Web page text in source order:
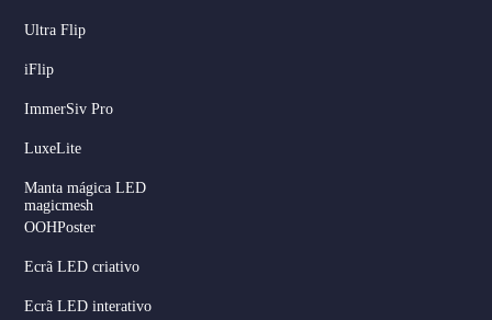
Ultra Flip
iFlip
ImmerSiv Pro
LuxeLite
Manta mágica LED
magicmesh
OOHPoster
Ecrã LED criativo
Ecrã LED interativo